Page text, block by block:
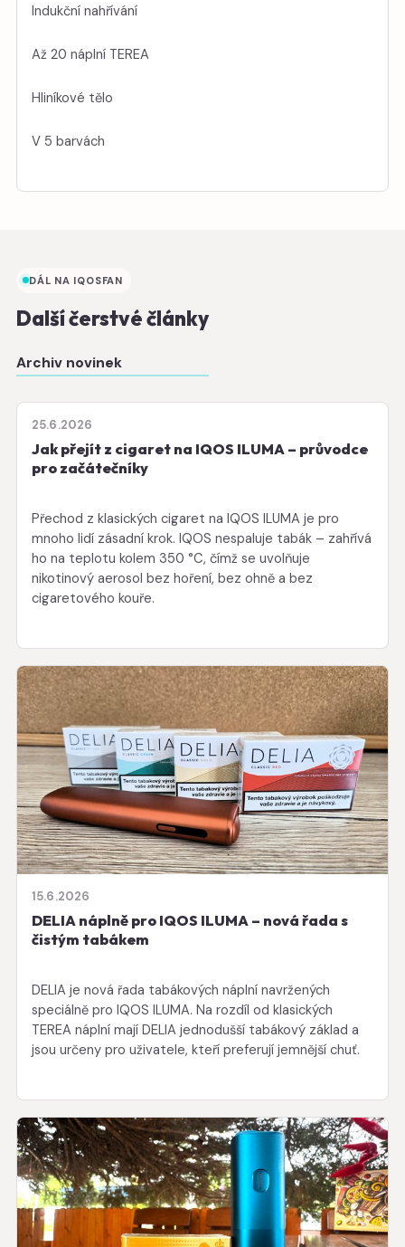
Indukční nahřívání
Až 20 náplní TEREA
Hliníkové tělo
V 5 barvách
DÁL NA IQOSFAN
Další čerstvé články
Archiv novinek
25.6.2026
Jak přejít z cigaret na IQOS ILUMA – průvodce
pro začátečníky
Přechod z klasických cigaret na IQOS ILUMA je pro
mnoho lidí zásadní krok. IQOS nespaluje tabák – zahřívá
ho na teplotu kolem 350 °C, čímž se uvolňuje
nikotinový aerosol bez hoření, bez ohně a bez
cigaretového kouře.
15.6.2026
DELIA náplně pro IQOS ILUMA – nová řada s
čistým tabákem
DELIA je nová řada tabákových náplní navržených
speciálně pro IQOS ILUMA. Na rozdíl od klasických
TEREA náplní mají DELIA jednodušší tabákový základ a
jsou určeny pro uživatele, kteří preferují jemnější chuť.